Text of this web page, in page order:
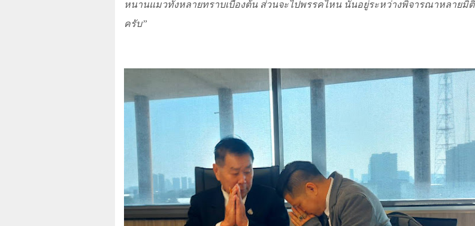
หนานแมวทั้งหลายทราบเบื้องต้น ส่วนจะไปพรรคไหน นั้นอยู่ระหว่างพิจารณาหลายมิติ
ครับ”